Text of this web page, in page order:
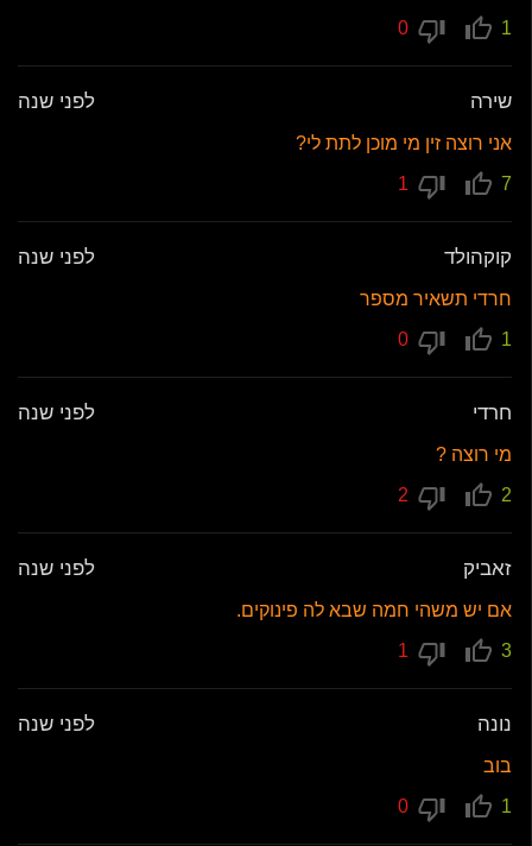
1
שירה לפני שנה
אני רוצה זין מי מוכן לתת לי?
7
קוקהולד לפני שנה
חרדי תשאיר מספר
1
חרדי לפני שנה
מי רוצה ?
2
זאביק לפני שנה
אם יש משהי חמה שבא לה פינוקים.
3
נונה לפני שנה
בוב
1